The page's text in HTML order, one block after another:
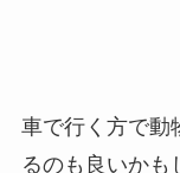
車で行く方で動
るのも良いかも